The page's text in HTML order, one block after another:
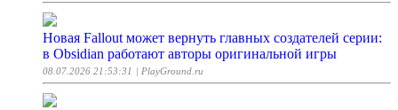
Новая Fallout может вернуть главных создателей серии:
в Obsidian работают авторы оригинальной игры
08.07.2026 21:53:31 | PlayGround.ru